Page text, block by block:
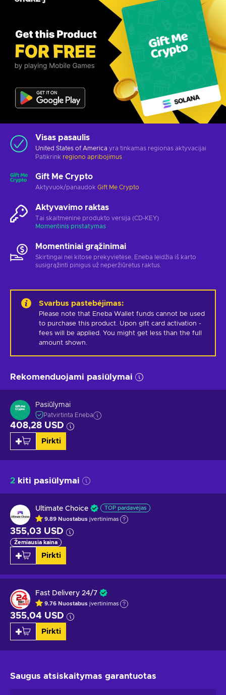
Visas pasaulis
United States of America yra tinkamas regionas aktyvacijai
Patikrink regiono apribojimus
Gift Me Crypto
Aktyvuok/panaudok Gift Me Crypto
Aktyvavimo raktas
Tai skaitmeninė produkto versija (CD-KEY)
Momentinis pristatymas
Momentiniai grąžinimai
Skirtingai nei kitose prekyvietėse, Eneba leidžia iš karto
susigrąžinti pinigus už neperžiūrėtus raktus.
Svarbus pastebėjimas:
Please note that Eneba Wallet funds cannot be used
to purchase this product. Upon gift card activation -
fees will be applied. You might get less than the full
amount shown.
Rekomenduojami pasiūlymai
Pasiūlymai
Patvirtinta Eneba
408,28 USD
Pirkti
2 kiti pasiūlymai
Ultimate Choice TOP pardavėjas
9.89 Nuostabus įvertinimas
355,03 USD
Žemiausia kaina
Pirkti
Fast Delivery 24/7
9.76 Nuostabus įvertinimas
355,04 USD
Pirkti
Saugus atsiskaitymas garantuotas